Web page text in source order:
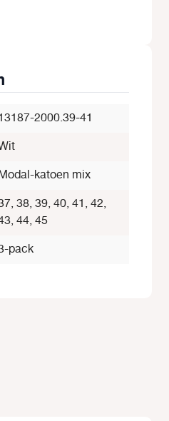
2000.39-41
katoen mix
38, 39, 40, 41, 42,
44, 45
pack